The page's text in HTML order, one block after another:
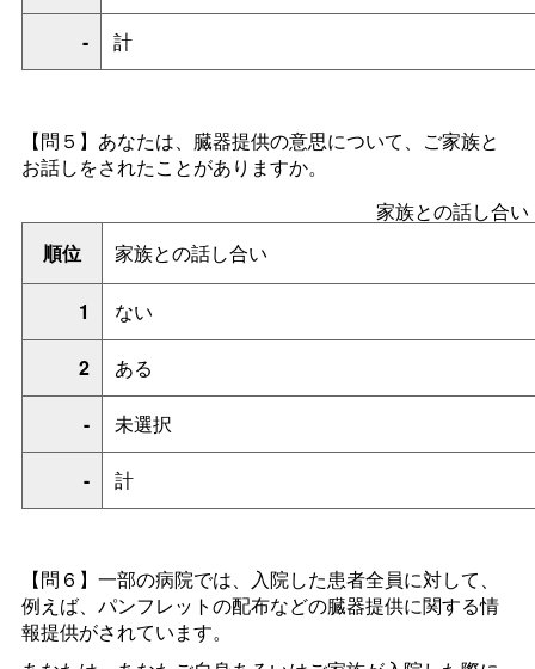
- 計
【問５】あなたは、臓器提供の意思について、ご家族と
お話しをされたことがありますか。
家族との話し合い
順位
家族との話し合い
1 ない
2 ある
- 未選択
- 計
【問６】一部の病院では、入院した患者全員に対して、
例えば、パンフレットの配布などの臓器提供に関する情
報提供がされています。